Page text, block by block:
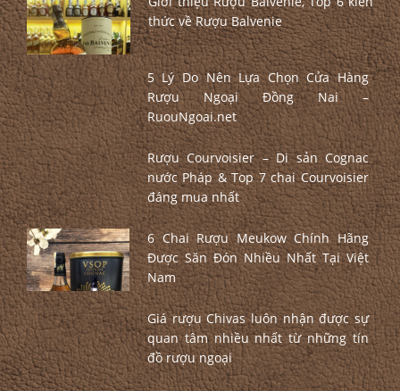
thức về Rượu Balvenie
5 Lý Do Nên Lựa Chọn Cửa Hàng
Rượu Ngoại Đồng Nai –
RuouNgoai.net
Rượu Courvoisier – Di sản Cognac
nước Pháp & Top 7 chai Courvoisier
đáng mua nhất
6 Chai Rượu Meukow Chính Hãng
Được Săn Đón Nhiều Nhất Tại Việt
Nam
Giá rượu Chivas luôn nhận được sự
quan tâm nhiều nhất từ những tín
đồ rượu ngoại